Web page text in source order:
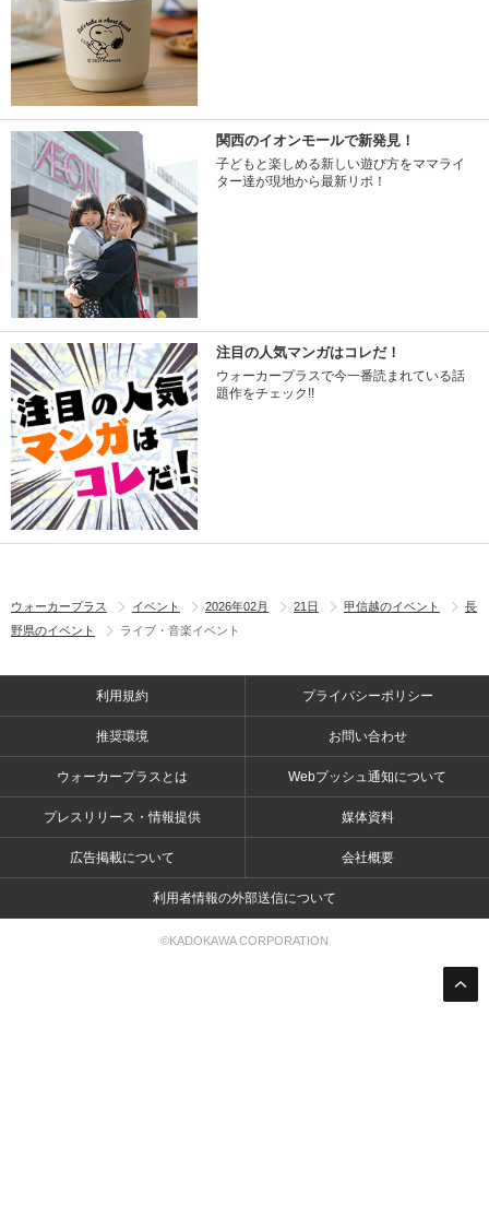
関西のイオンモールで新発見！
子どもと楽しめる新しい遊び方をママライ
ター達が現地から最新リポ！
注目の人気マンガはコレだ！
ウォーカープラスで今一番読まれている話
題作をチェック!!
ウォーカープラス イベント 2026年02月 21日 甲信越のイベント
長
野県のイベント
ライブ・音楽イベント
利用規約 プライバシーポリシー
推奨環境 お問い合わせ
ウォーカープラスとは Webプッシュ通知について
プレスリリース・情報提供 媒体資料
広告掲載について 会社概要
利用者情報の外部送信について
©KADOKAWA CORPORATION